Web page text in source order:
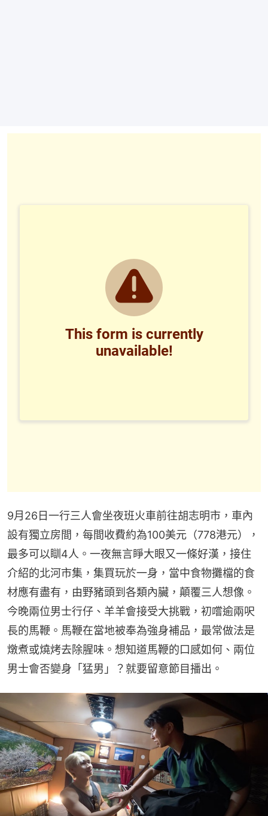
9月26日一行三人會坐夜班火車前往胡志明市，車內
設有獨立房間，每間收費約為100美元（778港元），
最多可以瞓4人。一夜無言睜大眼又一條好漢，接住
介紹的北河市集，集買玩於一身，當中食物攤檔的食
材應有盡有，由野豬頭到各類內臟，顛覆三人想像。
今晚兩位男士行仔、羊羊會接受大挑戰，初嚐逾兩呎
長的馬鞭。馬鞭在當地被奉為強身補品，最常做法是
燉煮或燒烤去除腥味。想知道馬鞭的口感如何、兩位
男士會否變身「猛男」？就要留意節目播出。